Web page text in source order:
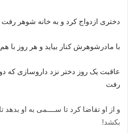
دختری ازدواج کرد و به خانه شوهر
با مادرشوهرش کنار بیاید و هر روز با
عاقبت یک روز دختر نزد داروسازی
رفت
و از او تقاضا کرد تا ســــمی به او
بکشد!